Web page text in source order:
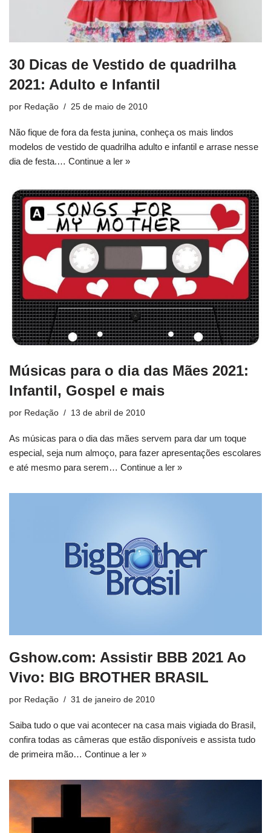
30 Dicas de Vestido de quadrilha
2021: Adulto e Infantil
por Redação 25 de maio de 2010
Não fique de fora da festa junina, conheça os mais lindos
modelos de vestido de quadrilha adulto e infantil e arrase nesse
dia de festa.… Continue a ler »
Músicas para o dia das Mães 2021:
Infantil, Gospel e mais
por Redação 13 de abril de 2010
As músicas para o dia das mães servem para dar um toque
especial, seja num almoço, para fazer apresentações escolares
e até mesmo para serem… Continue a ler »
Gshow.com: Assistir BBB 2021 Ao
Vivo: BIG BROTHER BRASIL
por Redação 31 de janeiro de 2010
Saiba tudo o que vai acontecer na casa mais vigiada do Brasil,
confira todas as câmeras que estão disponíveis e assista tudo
de primeira mão… Continue a ler »